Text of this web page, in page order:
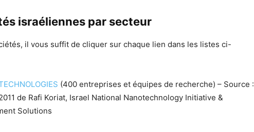
israéliennes par secteur
il vous suffit de cliquer sur chaque lien dans les listes ci-
(400 entreprises et équipes de recherche) – Source :
de Rafi Koriat, Israel National Nanotechnology Initiative &
Solutions